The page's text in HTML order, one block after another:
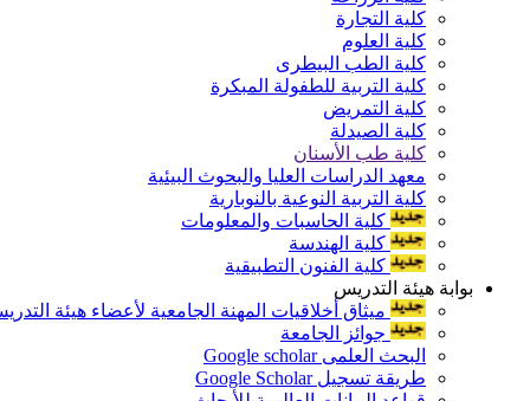
كلية التجارة
كلية العلوم
كلية الطب البيطرى
كلية التربية للطفولة المبكرة
كلية التمريض
كلية الصيدلة
كلية طب الأسنان
معهد الدراسات العليا والبحوث البيئية
كلية التربية النوعية بالنوبارية
كلية الحاسبات والمعلومات
كلية الهندسة
كلية الفنون التطبيقية
بوابة هيئة التدريس
ميثاق أخلاقيات المهنة الجامعية لأعضاء هيئة
جوائز الجامعة
البحث العلمى Google scholar
طريقة تسجيل Google Scholar